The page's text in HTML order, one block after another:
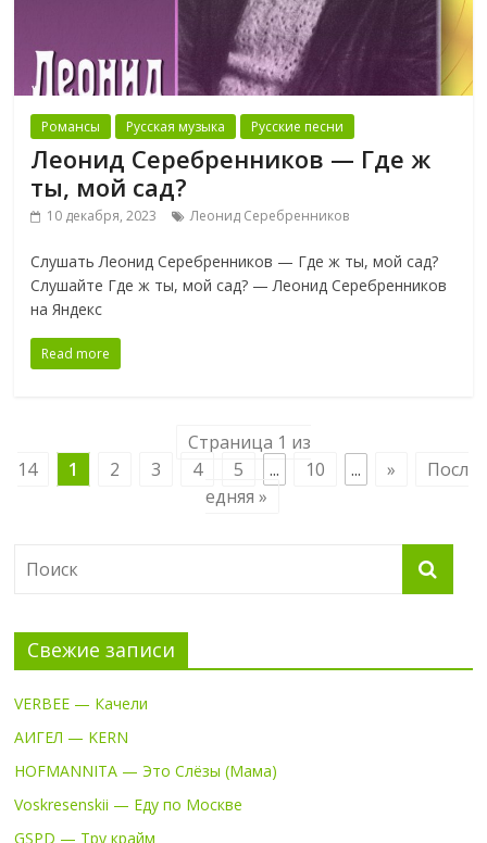
Романсы Русская музыка Русские песни
Леонид Серебренников — Где ж
ты, мой сад?
10 декабря, 2023 Леонид Серебренников
Слушать Леонид Серебренников — Где ж ты, мой сад?
Слушайте Где ж ты, мой сад? — Леонид Серебренников
на Яндекс
Read more
Страница 1 из
14
1 2 3 4 5 ... 10 ... »
Посл
едняя »
Свежие записи
VERBEE — Качели
АИГЕЛ — KERN
HOFMANNITA — Это Слёзы (Мама)
Voskresenskii — Еду по Москве
GSPD — Тру крайм